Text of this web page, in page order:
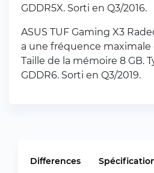
GDDR5X. Sorti en Q3/2016.
ASUS TUF Gaming X3
a une fréquence maximale
Taille de la mémoire 8 GB.
GDDR6. Sorti en Q3/2019.
Differences